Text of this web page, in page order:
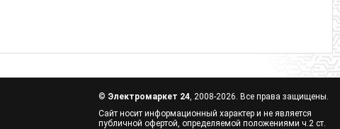
© Электромаркет 24, 2008-2026. Все права защищены.
Сайт носит информационный характер и не является
публичной офертой, определяемой положениями ч.2 ст.